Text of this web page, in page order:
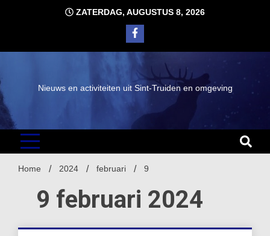
ZATERDAG, AUGUSTUS 8, 2026
Nieuws en activiteiten uit Sint-Truiden en omgeving
Home 2024 februari 9
9 februari 2024